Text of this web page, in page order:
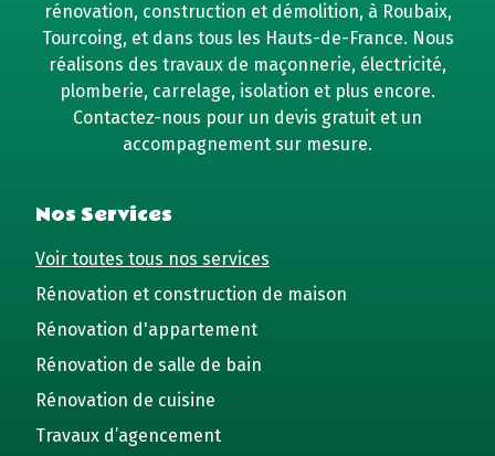
rénovation, construction et démolition, à Roubaix,
Tourcoing, et dans tous les Hauts-de-France. Nous
réalisons des travaux de maçonnerie, électricité,
plomberie, carrelage, isolation et plus encore.
Contactez-nous pour un devis gratuit et un
accompagnement sur mesure.
Nos Services
Voir toutes tous nos services
Rénovation et construction de maison
Rénovation d'appartement
Rénovation de salle de bain
Rénovation de cuisine
Travaux d’agencement